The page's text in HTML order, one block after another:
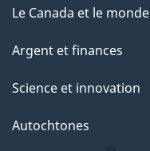
Le Canada et le monde
Argent et finances
Science et innovation
Autochtones